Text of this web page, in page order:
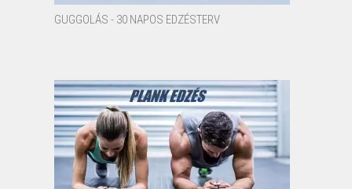
GUGGOLÁS - 30 NAPOS EDZÉSTERV